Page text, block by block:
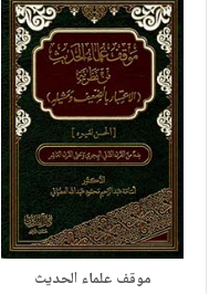
موقف علماء الحديث